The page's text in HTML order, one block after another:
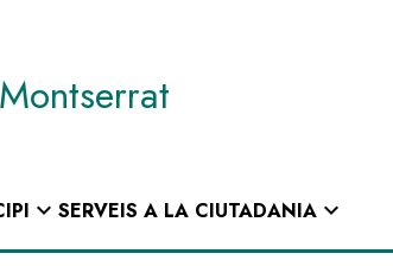
expand_more SERVEIS A LA CIUTADANIAexpand_more